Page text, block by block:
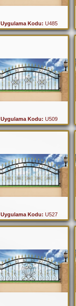
Uygulama Kodu: U485
Uygulama Kodu: U509
Uygulama Kodu: U527